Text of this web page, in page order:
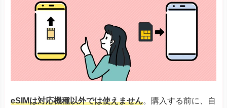
eSIMは対応機種以外では使えません。購入する前に、自